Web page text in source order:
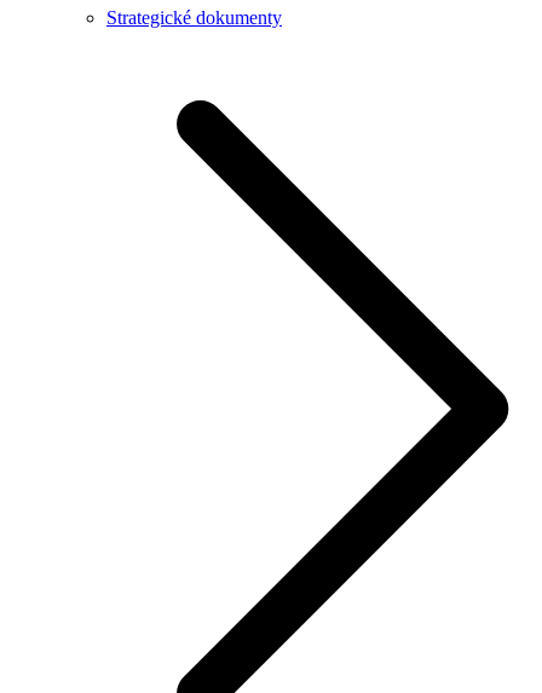
Strategické dokumenty